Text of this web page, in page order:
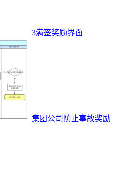
3满签奖励界面
集团公司防止事故奖励